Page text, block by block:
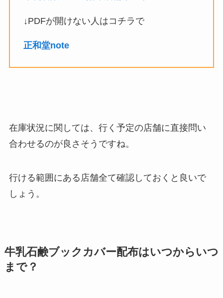
↓PDFが開けない人はコチラで
正和堂note
在庫状況に関しては、行く予定の店舗に直接問い
合わせるのが良さそうですね。
行ける範囲にある店舗全て確認しておくと良いで
しょう。
牛乳石鹸ブックカバー配布はいつからいつ
まで？